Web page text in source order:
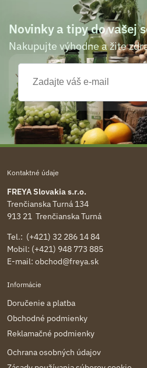
Novinky a tipy do vašej
Nakupujte výhodne a žite
Kontaktné údaje
FREYA Slovakia s.r.o.
Trenčianska Turná 134
913 21 Trenčianska Turná
Tel.: (+421) 32 286 14 84
Mobil: (+421) 948 773 885
E-mail: obchod@freya.sk
Informácie
Doručenie a platba
Obchodné podmienky
Reklamačné podmienky
Ochrana osobných údajov